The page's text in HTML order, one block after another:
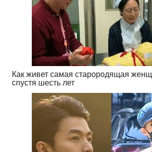
Как живет самая старородящая
спустя шесть лет